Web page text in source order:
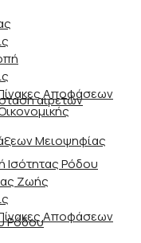
αιρετών
Μειοψηφίας
Ρόδου
Αποφάσεων
Ισότητας Ρόδου
Ζωής
Αποφάσεων